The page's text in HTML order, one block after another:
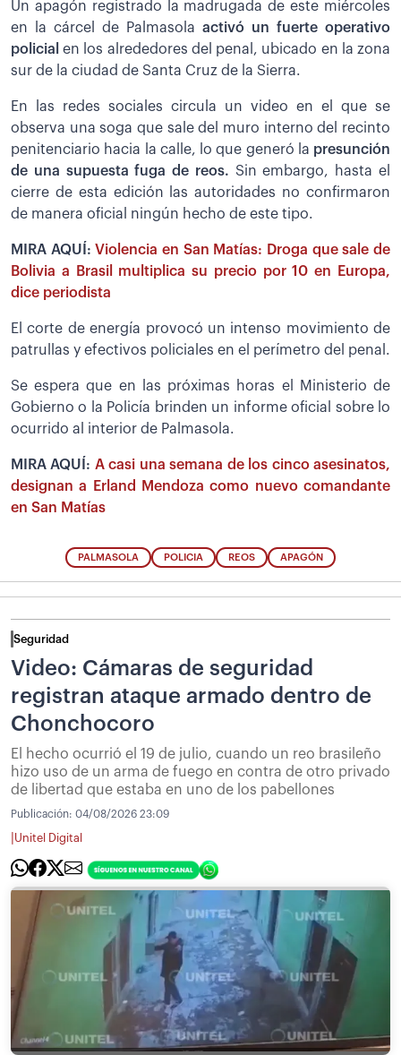
Un apagón registrado la madrugada de este miércoles
en la cárcel de Palmasola activó un fuerte operativo
policialen los alrededores del penal, ubicado en la zona
sur de la ciudad de Santa Cruz de la Sierra.
En las redes sociales circula un video en el que se
observa una soga que sale del muro interno del recinto
penitenciario hacia la calle, lo que generó la presunción
de una supuesta fuga de reos. Sin embargo, hasta el
cierre de esta edición las autoridades no confirmaron
de manera oficial ningún hecho de este tipo.
MIRA AQUÍ:Violencia en San Matías: Droga que sale de
Bolivia a Brasil multiplica su precio por 10 en Europa,
dice periodista
El corte de energía provocó un intenso movimiento de
patrullas y efectivos policiales en el perímetro del penal.
Se espera que en las próximas horas el Ministerio de
Gobierno o la Policía brinden un informe oficial sobre lo
ocurrido al interior de Palmasola.
MIRA AQUÍ: A casi una semana de los cinco asesinatos,
designan a Erland Mendoza como nuevo comandante
en San Matías
PALMASOLA POLICIA REOS APAGÓN
Seguridad
Video: Cámaras de seguridad
registran ataque armado dentro de
Chonchocoro
El hecho ocurrió el 19 de julio, cuando un reo brasileño
hizo uso de un arma de fuego en contra de otro privado
de libertad que estaba en uno de los pabellones
Publicación: 04/08/2026 23:09
Unitel Digital